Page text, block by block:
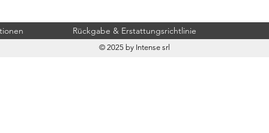
Rückgabe & Erstattungsrichtlinie
© 2025 by Intense srl